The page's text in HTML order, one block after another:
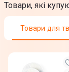
Задня
Передня
Товари, які
Товари для